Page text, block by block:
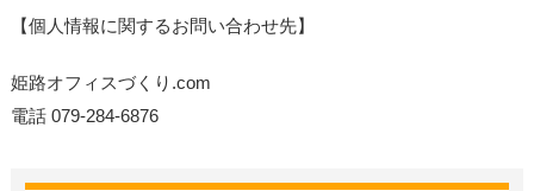
【個人情報に関するお問い合わせ先】
姫路オフィスづくり.com
電話 079-284-6876